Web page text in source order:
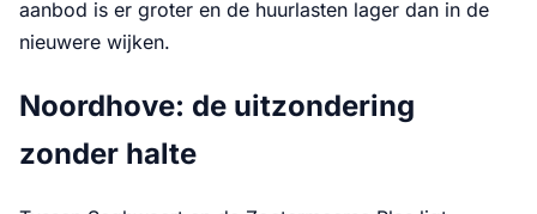
aanbod is er groter en de huurlasten lager dan in de
nieuwere wijken.
Noordhove: de uitzondering
zonder halte